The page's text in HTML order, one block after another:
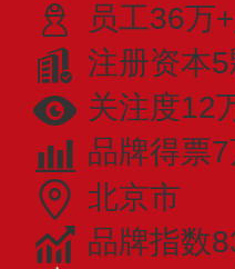
员工36万
注册资本5
关注度12
品牌得票
北京市
品牌指数